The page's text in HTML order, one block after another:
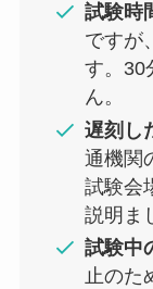
試験時
ですが
す。30
ん。
遅刻し
通機関
試験会
説明ま
試験中
止のた